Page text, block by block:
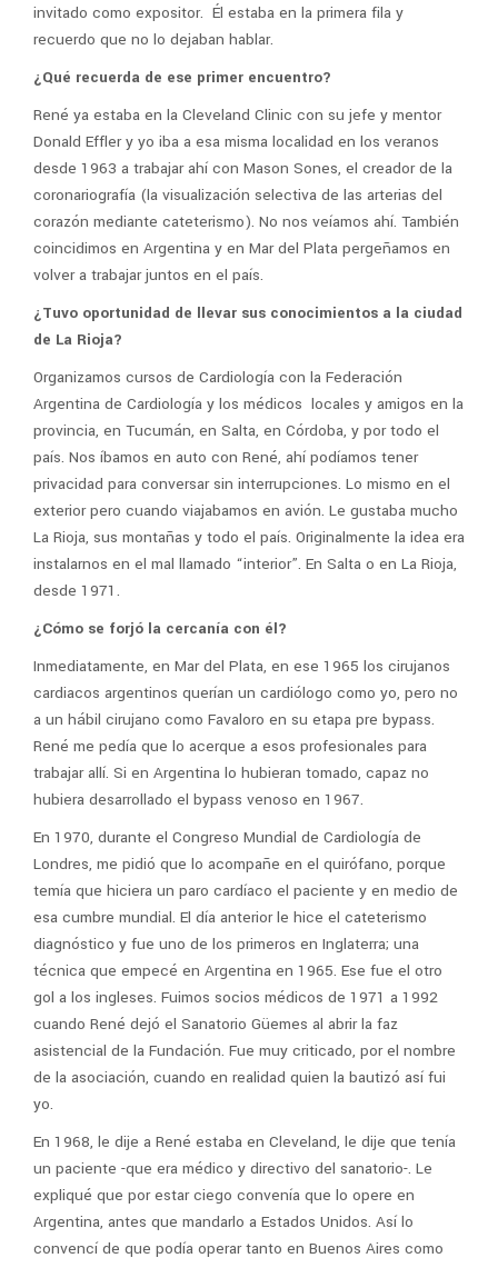
invitado como expositor. Él estaba en la primera fila y
recuerdo que no lo dejaban hablar.
¿Qué recuerda de ese primer encuentro?
René ya estaba en la Cleveland Clinic con su jefe y mentor
Donald Effler y yo iba a esa misma localidad en los veranos
desde 1963 a trabajar ahí con Mason Sones, el creador de la
coronariografía (la visualización selectiva de las arterias del
corazón mediante cateterismo). No nos veíamos ahí. También
coincidimos en Argentina y en Mar del Plata pergeñamos en
volver a trabajar juntos en el país.
¿Tuvo oportunidad de llevar sus conocimientos a la ciudad
de La Rioja?
Organizamos cursos de Cardiología con la Federación
Argentina de Cardiología y los médicos locales y amigos en la
provincia, en Tucumán, en Salta, en Córdoba, y por todo el
país. Nos íbamos en auto con René, ahí podíamos tener
privacidad para conversar sin interrupciones. Lo mismo en el
exterior pero cuando viajabamos en avión. Le gustaba mucho
La Rioja, sus montañas y todo el país. Originalmente la idea era
instalarnos en el mal llamado “interior”. En Salta o en La Rioja,
desde 1971.
¿Cómo se forjó la cercanía con él?
Inmediatamente, en Mar del Plata, en ese 1965 los cirujanos
cardiacos argentinos querían un cardiólogo como yo, pero no
a un hábil cirujano como Favaloro en su etapa pre bypass.
René me pedía que lo acerque a esos profesionales para
trabajar allí. Si en Argentina lo hubieran tomado, capaz no
hubiera desarrollado el bypass venoso en 1967.
En 1970, durante el Congreso Mundial de Cardiología de
Londres, me pidió que lo acompañe en el quirófano, porque
temía que hiciera un paro cardíaco el paciente y en medio de
esa cumbre mundial. El día anterior le hice el cateterismo
diagnóstico y fue uno de los primeros en Inglaterra; una
técnica que empecé en Argentina en 1965. Ese fue el otro
gol a los ingleses. Fuimos socios médicos de 1971 a 1992
cuando René dejó el Sanatorio Güemes al abrir la faz
asistencial de la Fundación. Fue muy criticado, por el nombre
de la asociación, cuando en realidad quien la bautizó así fui
yo.
En 1968, le dije a René estaba en Cleveland, le dije que tenía
un paciente -que era médico y directivo del sanatorio-. Le
expliqué que por estar ciego convenía que lo opere en
Argentina, antes que mandarlo a Estados Unidos. Así lo
convencí de que podía operar tanto en Buenos Aires como